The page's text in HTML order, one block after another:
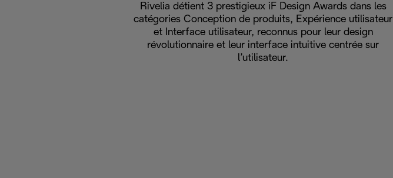
Rivelia détient 3 prestigieux iF Design Awards dans les
catégories Conception de produits, Expérience utilisateur
et Interface utilisateur, reconnus pour leur design
révolutionnaire et leur interface intuitive centrée sur
l’utilisateur.